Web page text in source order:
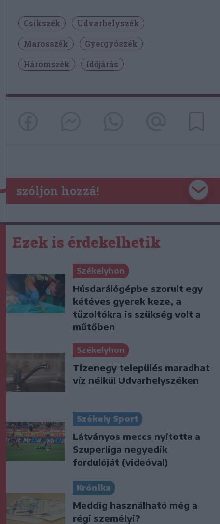
Csíkszék
Udvarhelyszék
Marosszék
Gyergyószék
Háromszék
Időjárás
szóljon hozzá!
Ezek is érdekelhetik
Székelyhon
Húsdarálógépbe szorult egy
kétéves gyerek keze, a
tűzoltókra is szükség volt a
műtőben
Székelyhon
Tizenegy település maradhat
víz nélkül Udvarhelyszéken
Székely Sport
Látványos meccs nyitotta a
Szuperliga negyedik
fordulóját (videóval)
Krónika
Meddig használható még a
régi személyi?